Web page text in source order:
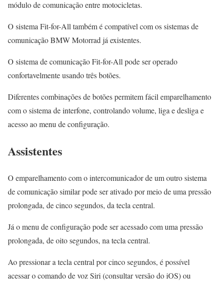
módulo de comunicação entre motocicletas.
O sistema Fit-for-All também é compatível com os sistemas de
comunicação BMW Motorrad já existentes.
O sistema de comunicação Fit-for-All pode ser operado
confortavelmente usando três botões.
Diferentes combinações de botões permitem fácil emparelhamento
com o sistema de interfone, controlando volume, liga e desliga e
acesso ao menu de configuração.
Assistentes
O emparelhamento com o intercomunicador de um outro sistema
de comunicação similar pode ser ativado por meio de uma pressão
prolongada, de cinco segundos, da tecla central.
Já o menu de configuração pode ser acessado com uma pressão
prolongada, de oito segundos, na tecla central.
Ao pressionar a tecla central por cinco segundos, é possível
acessar o comando de voz Siri (consultar versão do iOS) ou